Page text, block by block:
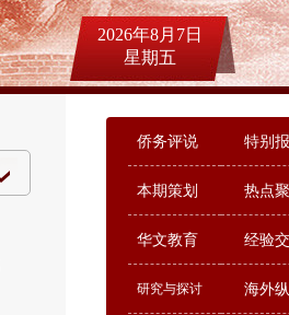
2026年8月7日
星期五
侨务评说 特别
本期策划 热点
华文教育 经验
研究与探讨 海外